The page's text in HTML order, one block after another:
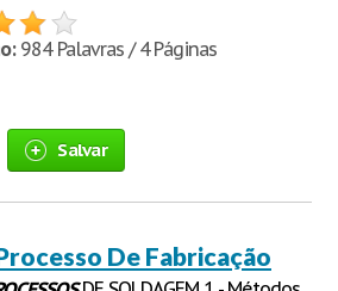
984 Palavras / 4 Páginas
Salvar
De Fabricação